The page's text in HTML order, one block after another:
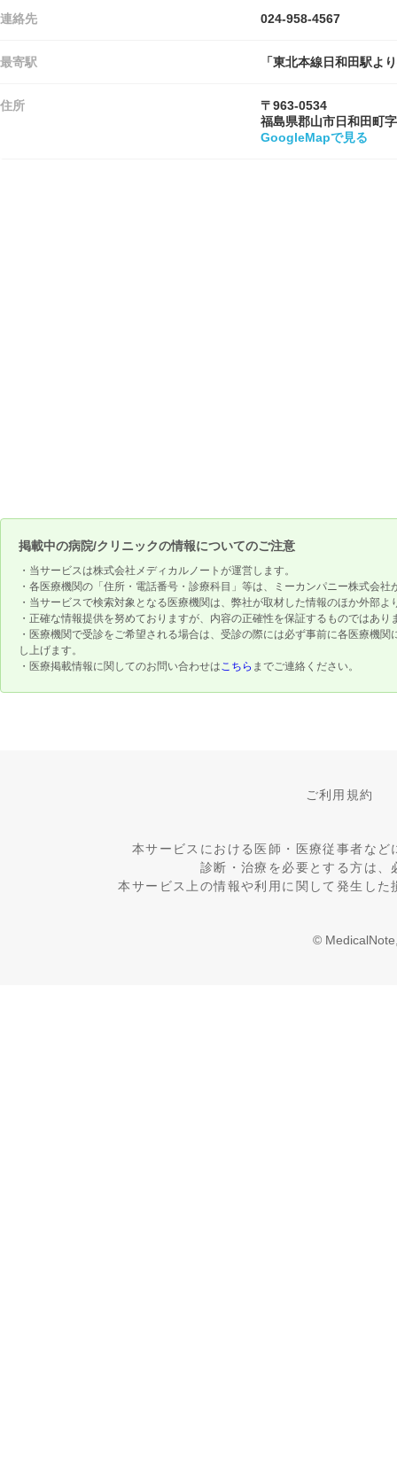
連絡先 024-958-4567
最寄駅 「東北本線日和田駅よ
住所
〒963-0534
福島県郡山市日和田町
GoogleMapで見る
掲載中の病院/クリニックの情報についてのご注意
・当サービスは株式会社メディカルノートが運営します。
・各医療機関の「住所・電話番号・診療科目」等は、ミーカンパニー株式会
・当サービスで検索対象となる医療機関は、弊社が取材した情報のほか外部
・正確な情報提供を努めておりますが、内容の正確性を保証するものではあり
・医療機関で受診をご希望される場合は、受診の際には必ず事前に各医療機
し上げます。
・医療掲載情報に関してのお問い合わせはこちら までご連絡ください。
ご利用規約
本サービスにおける医師・医療従事者な
診断・治療を必要とする方は
本サービス上の情報や利用に関して発生し
©